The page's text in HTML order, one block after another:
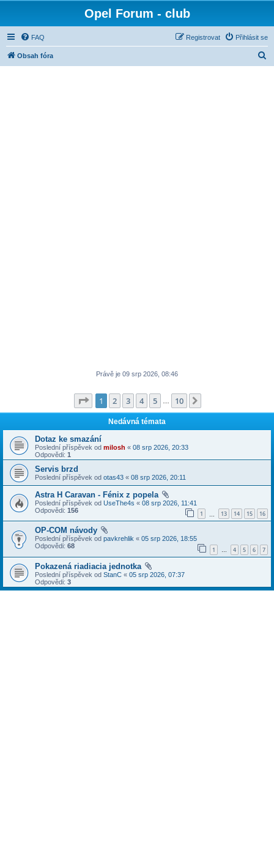
Opel Forum - club
FAQ Přihlásit se
Registrovat
Obsah fóra
Právě je 09 srp 2026, 08:46
Stránka z 10
1 2 3 4 5 10
Nedávná témata
Dotaz ke smazání
Poslední příspěvek od milosh « 08 srp 2026, 20:33
Odpovědi: 1
Servis brzd
Poslední příspěvek od otas43 « 08 srp 2026, 20:11
Astra H Caravan - Fénix z popela
Poslední příspěvek od UseThe4s « 08 srp 2026, 11:41
Odpovědi: 156 1 13 14 15 16
OP-COM návody
Poslední příspěvek od pavkrehlik « 05 srp 2026, 18:55
Odpovědi: 68 1 … 4 5 6 7
Pokazená riadiacia jednotka
Poslední příspěvek od StanC « 05 srp 2026, 07:37
Odpovědi: 3